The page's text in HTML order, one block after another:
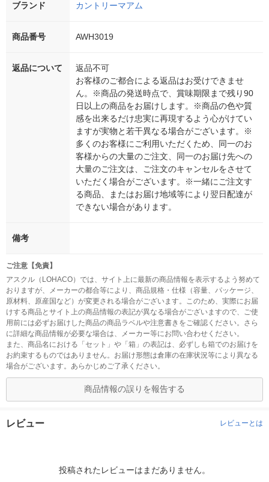
ブランド カントリーマアム
商品番号 AWH3019
返品について
返品不可
お客様のご都合による返品はお受けできませ
ん。※商品の発送時点で、賞味期限まで残り90
日以上の商品をお届けします。※商品の色や質
感を出来るだけ忠実に再現するよう心がけてい
ますが実物と若干異なる場合がございます。※
多くのお客様にご利用いただくため、同一のお
客様からの大量のご注文、同一のお届け先への
大量のご注文は、ご注文のキャンセルをさせて
いただく場合がございます。※一緒にご注文す
る商品、またはお届け地域等により翌日配達が
できない場合があります。
備考
ご注意【免責】
アスクル（LOHACO）では、サイト上に最新の商品情報を表示するよう努めて
おりますが、メーカーの都合等により、商品規格・仕様（容量、パッケージ、
原材料、原産国など）が変更される場合がございます。このため、実際にお届
けする商品とサイト上の商品情報の表記が異なる場合がございますので、ご使
用前には必ずお届けした商品の商品ラベルや注意書きをご確認ください。さら
に詳細な商品情報が必要な場合は、メーカー等にお問い合わせください。
また、商品名における「セット」や「箱」の表記は、必ずしも箱でのお届けを
お約束するものではありません。お届け形態は倉庫の在庫状況等により異なる
場合がございます。あらかじめご了承ください。
商品情報の誤りを報告する
レビュー レビューとは
投稿されたレビューはまだありません。